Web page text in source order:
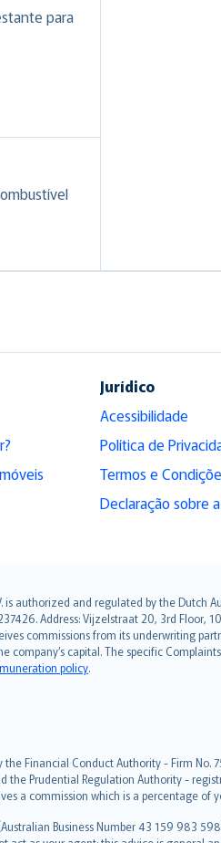
para
Jurídico
Acessibilidade
Política de
Termos e
Declaração sobre
is authorized and regulated by the
Address: Vijzelstraat 20, 3rd Floor,
commissions from its underwriting
capital. The specific
policy.
Financial Conduct Authority - Firm No.
Prudential Regulation Authority -
a commission which is a percentage of
Business Number 43 159 983